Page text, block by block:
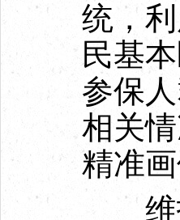
统，
民基
参保
相关
精准
维